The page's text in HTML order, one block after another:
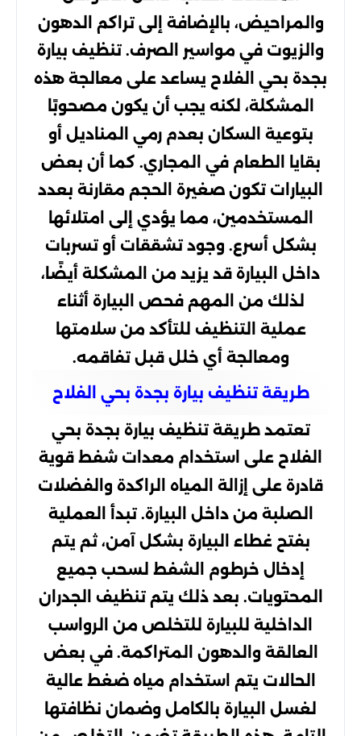
والمراحيض، بالإضافة إلى تراكم الدهون
والزيوت في مواسير الصرف. تنظيف بيارة
بجدة بحي الفلاح يساعد على معالجة هذه
المشكلة، لكنه يجب أن يكون مصحوبًا
بتوعية السكان بعدم رمي المناديل أو
بقايا الطعام في المجاري. كما أن بعض
البيارات تكون صغيرة الحجم مقارنة بعدد
المستخدمين، مما يؤدي إلى امتلائها
بشكل أسرع. وجود تشققات أو تسربات
داخل البيارة قد يزيد من المشكلة أيضًا،
لذلك من المهم فحص البيارة أثناء
عملية التنظيف للتأكد من سلامتها
ومعالجة أي خلل قبل تفاقمه.
طريقة تنظيف بيارة بجدة بحي الفلاح
تعتمد طريقة تنظيف بيارة بجدة بحي
الفلاح على استخدام معدات شفط قوية
قادرة على إزالة المياه الراكدة والفضلات
الصلبة من داخل البيارة. تبدأ العملية
بفتح غطاء البيارة بشكل آمن، ثم يتم
إدخال خرطوم الشفط لسحب جميع
المحتويات. بعد ذلك يتم تنظيف الجدران
الداخلية للبيارة للتخلص من الرواسب
العالقة والدهون المتراكمة. في بعض
الحالات يتم استخدام مياه ضغط عالية
لغسل البيارة بالكامل وضمان نظافتها